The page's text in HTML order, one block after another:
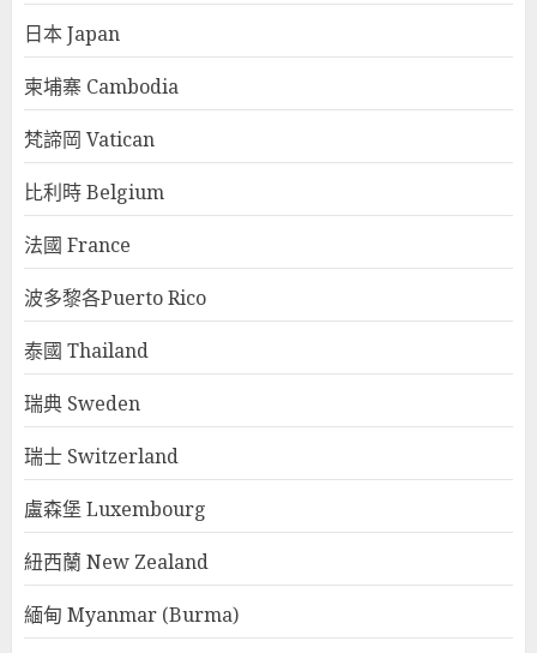
日本 Japan
柬埔寨 Cambodia
梵諦岡 Vatican
比利時 Belgium
法國 France
波多黎各Puerto Rico
泰國 Thailand
瑞典 Sweden
瑞士 Switzerland
盧森堡 Luxembourg
紐西蘭 New Zealand
緬甸 Myanmar (Burma)